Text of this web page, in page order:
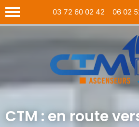
03 72 60 02 42 06 02
CTM : en route